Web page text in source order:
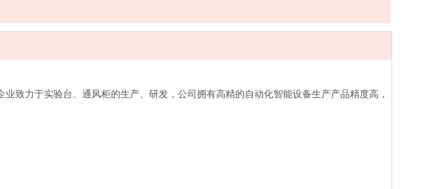
致力于实验台、通风柜的生产、研发，公司拥有高精的自动化智能设备生产产品精度高，